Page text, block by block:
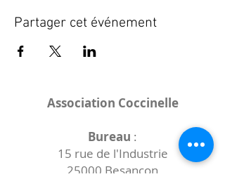
Partager cet événement
Association Coccinelle
Bureau :
15 rue de l'Industrie
25000 Besançon